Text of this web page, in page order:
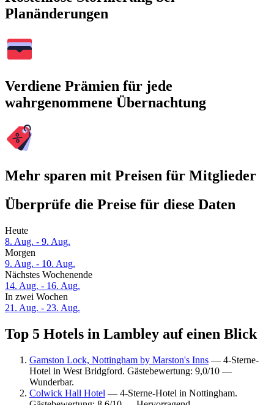
Planänderungen
Verdiene Prämien für jede
wahrgenommene Übernachtung
Mehr sparen mit Preisen für Mitglieder
Überprüfe die Preise für diese Daten
Heute
8. Aug. - 9. Aug.
Morgen
9. Aug. - 10. Aug.
Nächstes Wochenende
14. Aug. - 16. Aug.
In zwei Wochen
21. Aug. - 23. Aug.
Top 5 Hotels in Lambley auf einen Blick
Gamston Lock, Nottingham by Marston's Inns — 4-Sterne-
Hotel in West Bridgford. Gästebewertung: 9,0/10 —
Wunderbar.
Colwick Hall Hotel — 4-Sterne-Hotel in Nottingham.